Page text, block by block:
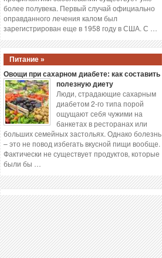
более полувека. Первый случай официально
оправданного лечения калом был
зарегистрирован еще в 1958 году в США. С …
Питание »
Овощи при сахарном диабете: как составить
полезную диету
Люди, страдающие сахарным
диабетом 2-го типа порой
ощущают себя чужими на
банкетах в ресторанах или
больших семейных застольях. Однако болезнь
– это не повод избегать вкусной пищи вообще.
Фактически не существует продуктов, которые
были бы …